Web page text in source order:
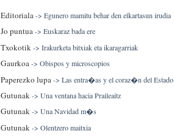
Editoriala-> Egunero mamitu behar den elkartasun irudia
Jo puntua-> Euskaraz bada ere
Txokotik-> Irakurketa bitxiak eta ikaragarriak
Gaurkoa-> Obispos y microscopios
Paperezko lupa -> Las entra�as y el coraz�n del Estado
Gutunak-> Una ventana hacia Praileaitz
Gutunak-> Una Navidad m�s
Gutunak-> Olentzero maitxia